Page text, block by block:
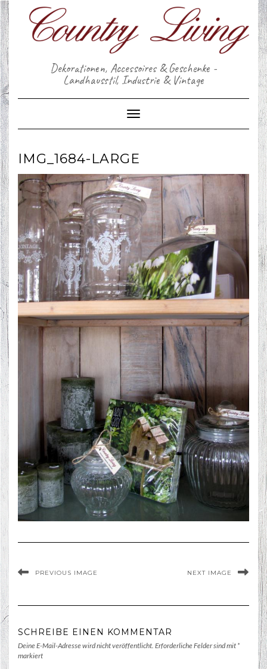
Skip
to
content
Dekorationen, Accessoires & Geschenke -
Landhausstil, Industrie & Vintage
Toggle Navigation
IMG_1684-LARGE
PREVIOUS IMAGE NEXT IMAGE
SCHREIBE EINEN KOMMENTAR
Deine E-Mail-Adresse wird nicht veröffentlicht. Erforderliche Felder sind mit *
markiert